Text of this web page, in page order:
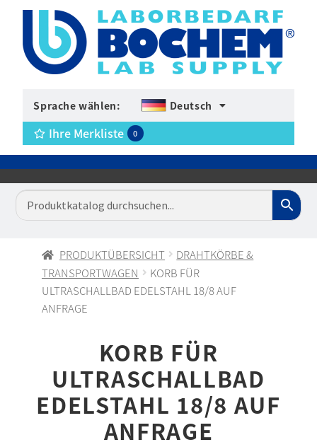
Sprache wählen: Deutsch
Ihre Merkliste 0
PRODUKTÜBERSICHT
DRAHTKÖRBE &
TRANSPORTWAGEN
KORB FÜR
ULTRASCHALLBAD EDELSTAHL 18/8 AUF
ANFRAGE
KORB FÜR
ULTRASCHALLBAD
EDELSTAHL 18/8 AUF
ANFRAGE